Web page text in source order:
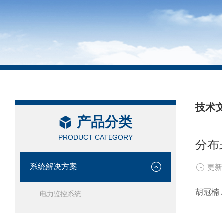
产品分类
PRODUCT CATEGORY
系统解决方案
电力监控系统
技术
/
分布
更
胡冠楠